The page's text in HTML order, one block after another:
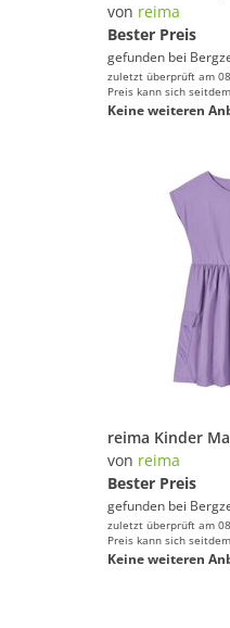
von reima
Bester Preis
gefunden bei
zuletzt überprüft am
Preis kann sich
Keine weiteren
reima Kinder
von reima
Bester Preis
gefunden bei
zuletzt überprüft am
Preis kann sich
Keine weiteren